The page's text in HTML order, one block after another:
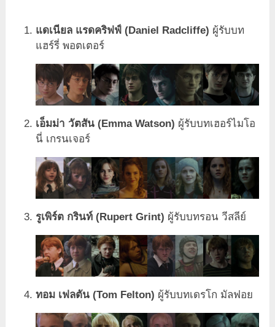
แดเนียล แรดคริฟฟ์ (Daniel Radcliffe) ผู้รับบท
แฮร์รี่ พอตเตอร์
เอ็มม่า วัตสัน (Emma Watson) ผู้รับบทเฮอร์ไมโอ
นี่ เกรนเจอร์
รูเพิร์ต กรินท์ (Rupert Grint) ผู้รับบทรอน วีสลีย์
ทอม เฟลตัน (Tom Felton) ผู้รับบทเดรโก มัลฟอย